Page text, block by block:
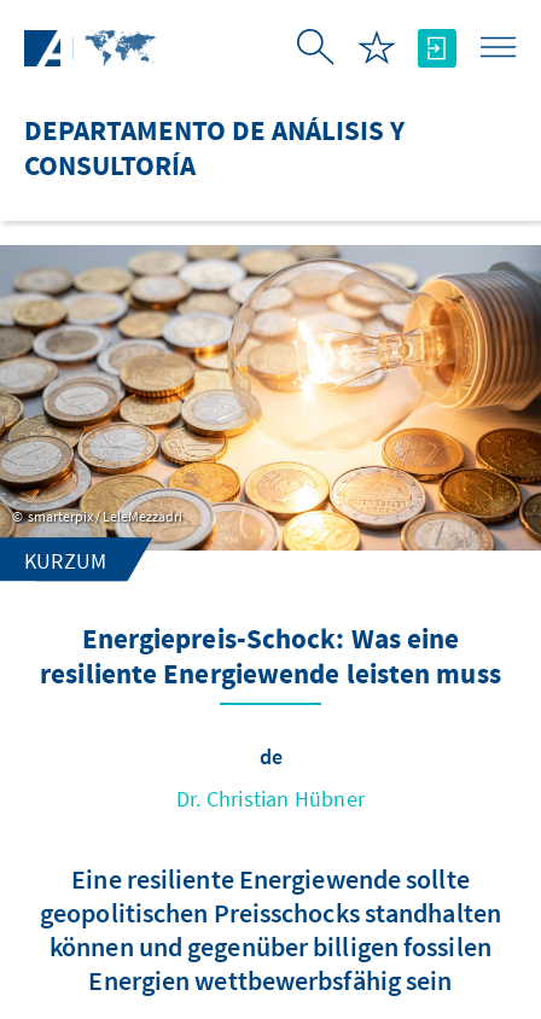
DEPARTAMENTO DE ANÁLISIS Y
CONSULTORÍA
smarterpix / LeleMezzadri
KURZUM
Energiepreis-Schock: Was eine
resiliente Energiewende leisten muss
de
Dr. Christian Hübner
Eine resiliente Energiewende sollte
geopolitischen Preisschocks standhalten
können und gegenüber billigen fossilen
Energien wettbewerbsfähig sein